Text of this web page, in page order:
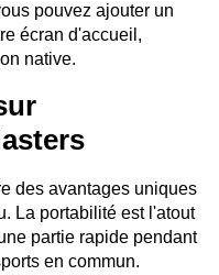
pouvez ajouter un
écran d'accueil,
native.
des avantages uniques
La portabilité est l'atout
partie rapide pendant
en commun.